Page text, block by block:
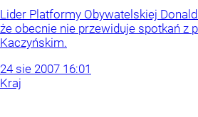
Lider Platformy Obywatelskiej Donald
że obecnie nie przewiduje spotkań z
Kaczyńskim.
24 sie 2007 16:01
Kraj